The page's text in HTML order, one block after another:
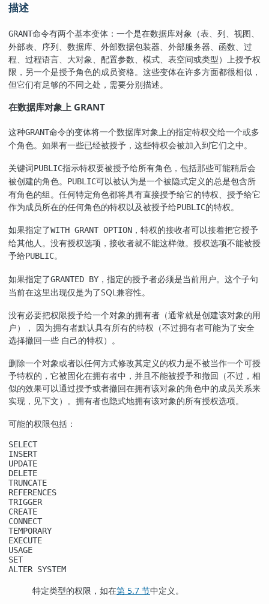
描述
GRANT命令有两个基本变体：一个是在数据库对象（表、列、视图、
外部表、序列、数据库、外部数据包装器、外部服务器、函数、过
程、过程语言、大对象、配置参数、模式、表空间或类型）上授予权
限，另一个是授予角色的成员资格。这些变体在许多方面都很相似，
但它们有足够的不同之处，需要分别描述。
在数据库对象上 GRANT
这种GRANT命令的变体将一个数据库对象上的指定特权交给一个或多
个角色。如果有一些已经被授予，这些特权会被加入到它们之中。
关键词PUBLIC指示特权要被授予给所有角色，包括那些可能稍后会
被创建的角色。
PUBLIC可以被认为是一个被隐式定义的总是包含所
有角色的组。任何特定角色都将具有直接授予给它的特权、授予给它
作为成员所在的任何角色的特权以及被授予给PUBLIC的特权。
如果指定了WITH GRANT OPTION ，特权的接收者可以接着把它授予
给其他人。没有授权选项，接收者就不能这样做。授权选项不能被授
予给PUBLIC。
如果指定了GRANTED BY ，指定的授予者必须是当前用户。这个子句
当前在这里出现仅是为了SQL兼容性。
没有必要把权限授予给一个对象的拥有者（通常就是创建该对象的用
户）， 因为拥有者默认具有所有的特权（不过拥有者可能为了安全
选择撤回一些 自己的特权）。
删除一个对象或者以任何方式修改其定义的权力是不被当作一个可授
予特权的，它被固化在拥有者中，并且不能被授予和撤回（不过，相
似的效果可以通过授予或者撤回在拥有该对象的角色中的成员关系来
实现，见下文）。拥有者也隐式地拥有该对象的所有授权选项。
可能的权限包括：
SELECT
INSERT
UPDATE
DELETE
TRUNCATE
REFERENCES
TRIGGER
CREATE
CONNECT
TEMPORARY
EXECUTE
USAGE
SET
ALTER SYSTEM
特定类型的权限，如在第 5.7 节中定义。